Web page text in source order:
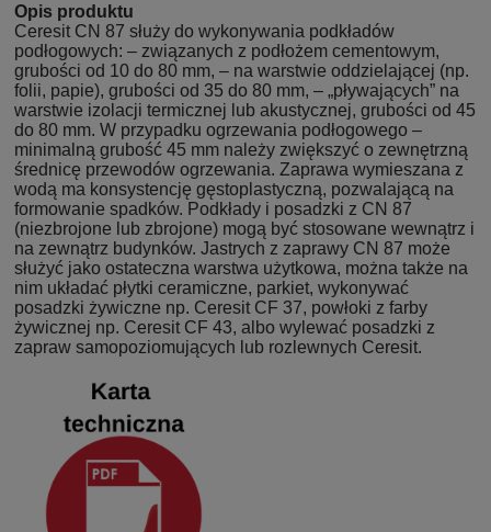
Opis produktu
Ceresit CN 87 służy do wykonywania podkładów
podłogowych: – związanych z podłożem cementowym,
grubości od 10 do 80 mm, – na warstwie oddzielającej (np.
folii, papie), grubości od 35 do 80 mm, – „pływających” na
warstwie izolacji termicznej lub akustycznej, grubości od 45
do 80 mm. W przypadku ogrzewania podłogowego –
minimalną grubość 45 mm należy zwiększyć o zewnętrzną
średnicę przewodów ogrzewania. Zaprawa wymieszana z
wodą ma konsystencję gęstoplastyczną, pozwalającą na
formowanie spadków. Podkłady i posadzki z CN 87
(niezbrojone lub zbrojone) mogą być stosowane wewnątrz i
na zewnątrz budynków. Jastrych z zaprawy CN 87 może
służyć jako ostateczna warstwa użytkowa, można także na
nim układać płytki ceramiczne, parkiet, wykonywać
posadzki żywiczne np. Ceresit CF 37, powłoki z farby
żywicznej np. Ceresit CF 43, albo wylewać posadzki z
zapraw samopoziomujących lub rozlewnych Ceresit.